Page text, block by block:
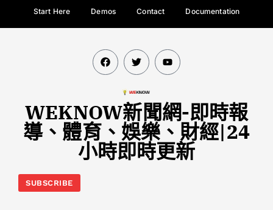
Start Here Demos Contact Documentation
WEKNOW新聞網-即時報
導、體育、娛樂、財經|24
小時即時更新
SUBSCRIBE